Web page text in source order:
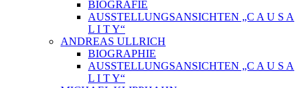
BIOGRAFIE
AUSSTELLUNGSANSICHTEN „C A U S A
L I T Y“
ANDREAS ULLRICH
BIOGRAPHIE
AUSSTELLUNGSANSICHTEN „C A U S A
L I T Y“